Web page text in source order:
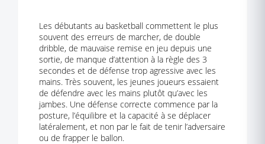
Les débutants au basketball commettent le plus
souvent des erreurs de marcher, de double
dribble, de mauvaise remise en jeu depuis une
sortie, de manque d’attention à la règle des 3
secondes et de défense trop agressive avec les
mains. Très souvent, les jeunes joueurs essaient
de défendre avec les mains plutôt qu’avec les
jambes. Une défense correcte commence par la
posture, l’équilibre et la capacité à se déplacer
latéralement, et non par le fait de tenir l’adversaire
ou de frapper le ballon.